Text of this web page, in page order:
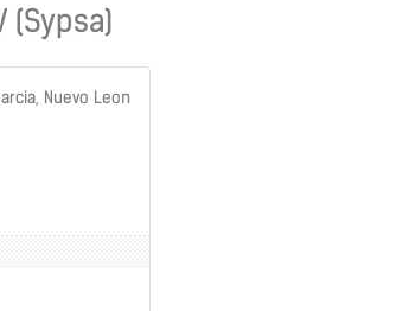
(Sypsa)
Nuevo Leon